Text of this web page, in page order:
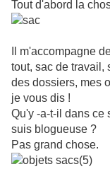
Tout d'abord la
Il m'accompagne
tout, sac de travail,
des dossiers, mes
je vous dis !
Qu'y -a-t-il dans ce
suis blogueuse ?
Pas grand chose.